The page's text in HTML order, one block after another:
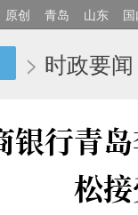
原创 青岛 山东
> 时政要闻
银行青
松